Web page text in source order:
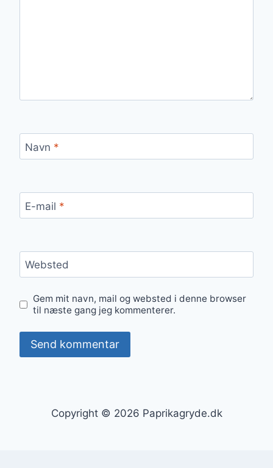
Navn *
E-mail *
Websted
Gem mit navn, mail og websted i denne browser
til næste gang jeg kommenterer.
Copyright © 2026 Paprikagryde.dk